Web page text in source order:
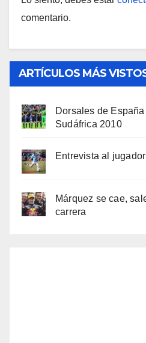
comentario.
ARTÍCULOS MÁS
Dorsales de
Sudáfrica 2010
Entrevista al
Márquez se cae,
carrera